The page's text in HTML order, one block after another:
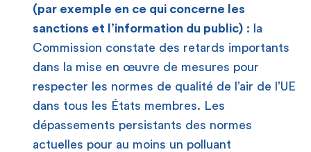
(par exemple en ce qui concerne les
sanctions et l’information du public) : la
Commission constate des retards importants
dans la mise en œuvre de mesures pour
respecter les normes de qualité de l’air de l’UE
dans tous les États membres. Les
dépassements persistants des normes
actuelles pour au moins un polluant